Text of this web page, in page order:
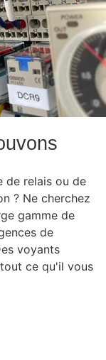
de relais ou de
? Ne cherchez
gamme de
de
voyants
ce qu'il vous